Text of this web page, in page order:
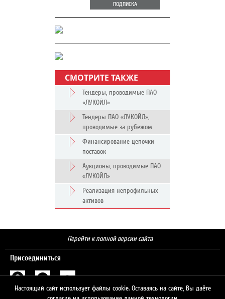
ПОДПИСКА
СМОТРИТЕ ТАКЖЕ
Тендеры, проводимые ПАО
«ЛУКОЙЛ»
Тендеры ПАО «ЛУКОЙЛ»,
проводимые за рубежом
Финансирование цепочки
поставок
Аукционы, проводимые ПАО
«ЛУКОЙЛ»
Реализация непрофильных
активов
Перейти к полной версии сайта
Присоединиться
Настоящий сайт использует файлы cookie. Оставаясь на сайте, Вы даёте